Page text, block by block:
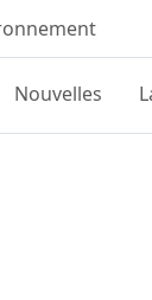
Nouvelles